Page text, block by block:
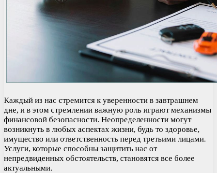
Каждый из нас стремится к уверенности в завтрашнем
дне, и в этом стремлении важную роль играют механизмы
финансовой безопасности. Неопределенности могут
возникнуть в любых аспектах жизни, будь то здоровье,
имущество или ответственность перед третьими лицами.
Услуги, которые способны защитить нас от
непредвиденных обстоятельств, становятся все более
актуальными.